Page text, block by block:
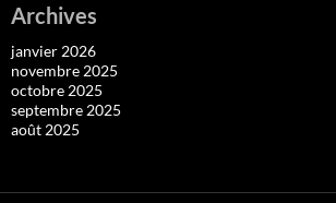
Archives
janvier 2026
novembre 2025
octobre 2025
septembre 2025
août 2025